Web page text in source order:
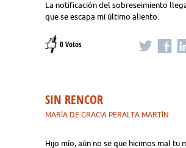
La notificación del sobreseimiento
que se escapa mi último aliento.
0 Votos
SIN RENCOR
MARÍA DE GRACIA PERALTA MARTÍN
Hijo mío, aún no se que hicimos mal tu